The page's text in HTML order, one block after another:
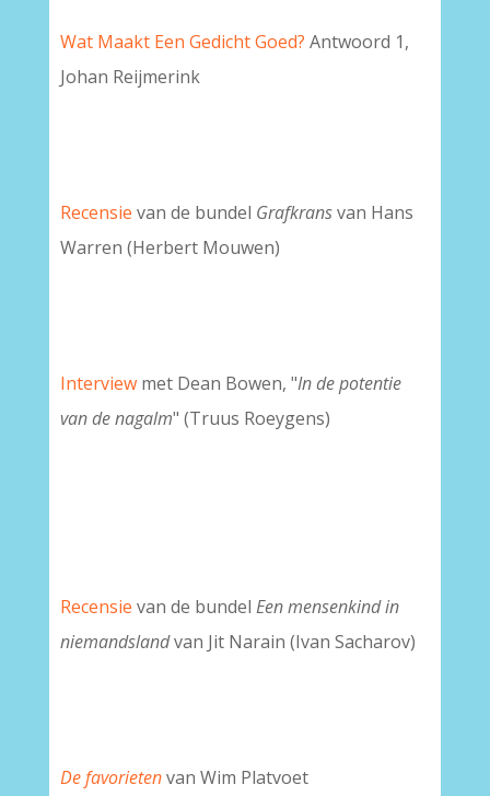
Wat Maakt Een Gedicht Goed? Antwoord 1,
Johan Reijmerink
Recensie van de bundel Grafkransvan Hans
Warren (Herbert Mouwen)
Interviewmet Dean Bowen, "In de potentie
van de nagalm" (Truus Roeygens)
Recensie van de bundel Een mensenkind in
niemandslandvan Jit Narain (Ivan Sacharov)
De favorietenvan Wim Platvoet